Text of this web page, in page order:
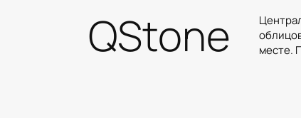
QStone
месте.